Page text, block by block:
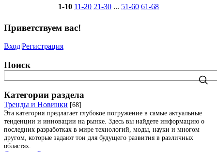
1-10 11-20 21-30 ... 51-60 61-68
Приветствуем вас!
Вход|Регистрация
Поиск
Категории раздела
Тренды и Новинки [68]
Эта категория предлагает глубокое погружение в самые актуальные
тенденции и инновации на рынке. Здесь вы найдете информацию о
последних разработках в мире технологий, моды, науки и многом
другом, которые задают тон для будущего развития в различных
областях.